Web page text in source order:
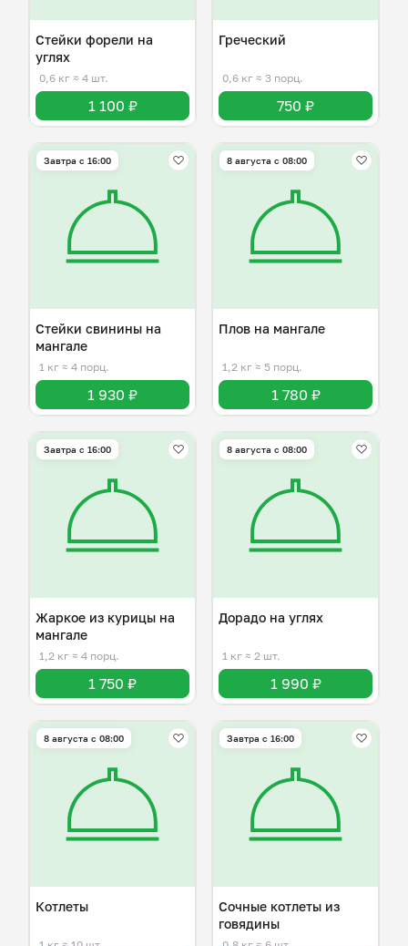
Стейки форели на
углях
0,6 кг ≈ 4 шт.
1 100 ₽
Греческий
0,6 кг ≈ 3 порц.
750 ₽
Завтра c 16:00
Стейки свинины на
мангале
1 кг ≈ 4 порц.
1 930 ₽
8 августа с 08:00
Плов на мангале
1,2 кг ≈ 5 порц.
1 780 ₽
Завтра c 16:00
Жаркое из курицы на
мангале
1,2 кг ≈ 4 порц.
1 750 ₽
8 августа с 08:00
Дорадо на углях
1 кг ≈ 2 шт.
1 990 ₽
8 августа с 08:00
Котлеты
Завтра c 16:00
Сочные котлеты из
говядины